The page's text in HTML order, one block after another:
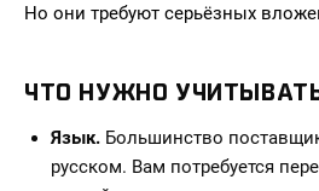
Но они требуют серьёзных
ЧТО НУЖНО
Язык. Большинство
русском. Вам потребуется